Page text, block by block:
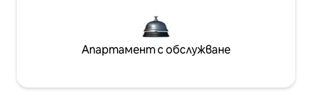
Апартамент с обслужване